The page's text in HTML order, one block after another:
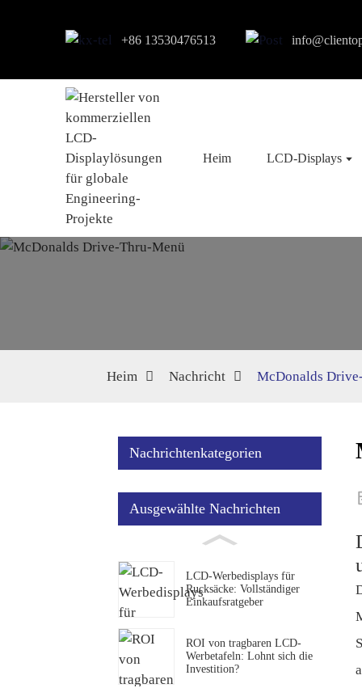
+86 13530476513
Heim LCD-Displays
Heim Nachricht McDonalds
Nachrichtenkategorien
Ausgewählte Nachrichten
LCD-Werbedisplays für
Rucksäcke: Vollständiger
Einkaufsratgeber
ROI von tragbaren LCD-
Werbetafeln: Lohnt sich die
Investition?